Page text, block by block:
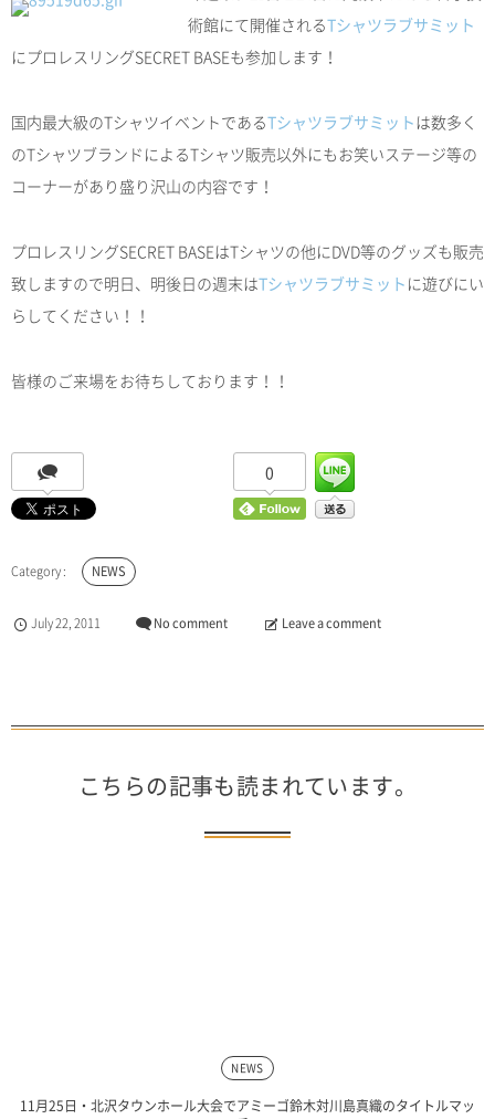
術館にて開催されるTシャツラブサミット
にプロレスリングSECRET BASEも参加します！
国内最大級のTシャツイベントであるTシャツラブサミットは数多く
のTシャツブランドによるTシャツ販売以外にもお笑いステージ等の
コーナーがあり盛り沢山の内容です！
プロレスリングSECRET BASEはTシャツの他にDVD等のグッズも販売
致しますので明日、明後日の週末はTシャツラブサミット に遊びにい
らしてください！！
皆様のご来場をお待ちしております！！
0
NEWS
July22,2011 No comment Leave a comment
こちらの記事も読まれています。
NEWS
11月25日・北沢タウンホール大会でアミーゴ鈴木対川島真織のタイトルマッ